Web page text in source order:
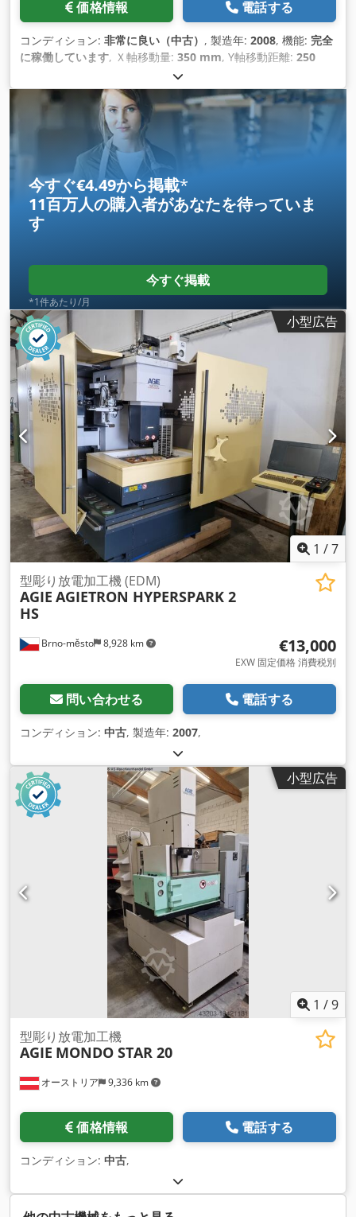
価格情報 電話する
コンディション: 非常に良い（中古） , 製造年: 2008, 機能: 完全
に稼働しています, Ｘ軸移動量: 350 mm, Y軸移動距離: 250
, ワーク重量（最大）:
ログラム）, 全高:2,372 mm, 全幅:1,731 mm, 全長:1,000
, テーブル幅:630 mm, 羽ペンのストローク:250 mm, テ
400 mm, ワーク長さ（最大）: 800 mm
, 加工物幅
500 mm , ワークピース高さ（最大）:
今すぐ€4.49から掲載*
11百万人の購入者があなたを待っていま
す
今すぐ掲載
*1件あたり/月
小型広告
1 /7
Brno-město 8,928 km
型彫り放電加工機 (EDM)
AGIE AGIETRON HYPERSPARK 2
HS
€13,000
EXW 固定価格 消費税別
問い合わせる 電話する
コンディション: 中古, 製造年: 2007,
小型広告
1 /9
オーストリア 9,336 km
型彫り放電加工機
AGIE MONDO STAR 20
価格情報 電話する
コンディション: 中古,